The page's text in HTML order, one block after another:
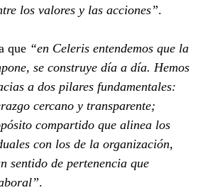
los valores y las acciones”.
que “en Celeris entendemos que la
se construye día a día. Hemos
a dos pilares fundamentales:
cercano y transparente;
compartido que alinea los
con los de la organización,
sentido de pertenencia que
.